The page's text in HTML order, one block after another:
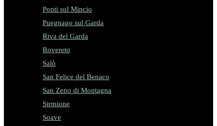
Ponti sul Mincio
Puegnago sul Garda
Riva del Garda
Rovereto
Salò
San Felice del Benaco
San Zeno di Montagna
Sirmione
Soave